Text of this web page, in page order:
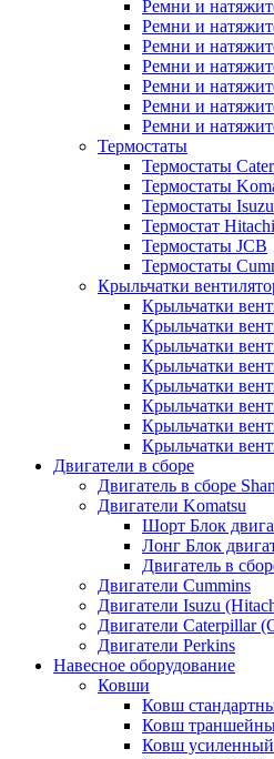
Ремни и
Ремни и
Ремни и
Ремни и
Ремни и
Ремни и
Ремни и
Термостаты
Термостаты
Термостаты
Термостаты Isuzu
Термостат Hitachi
Термостаты JCB
Термостаты
Крыльчатки
Крыльчатки
Крыльчатки
Крыльчатки
Крыльчатки
Крыльчатки
Крыльчатки
Крыльчатки
Крыльчатки
Двигатели в сборе
Двигатель в сборе
Двигатели Komatsu
Шорт Блок
Лонг Блок
Двигатель в
Двигатели Cummins
Двигатели Isuzu
Двигатели Caterpillar
Двигатели Perkins
Навесное оборудование
Ковши
Ковш
Ковш
Ковш усиленный